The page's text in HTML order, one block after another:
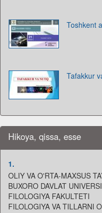
Toshkent
Tafakkur
Hikoya, qissa, esse
1.
OLIY VA O'RTA-MAXSUS
BUXORO DAVLAT
FILOLOGIYA FAKULTETI
FILOLOGIYA VA TILLARNI